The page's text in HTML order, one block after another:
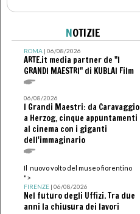
NOTIZIE
ROMA| 06/08/2026
ARTE.it media partner de "I
GRANDI MAESTRI" di KUBLAI Film
06/08/2026
I Grandi Maestri: da Caravaggio
a Herzog, cinque appuntamenti
al cinema con i giganti
dell'immaginario
Il nuovo volto del museo fiorentino
">
FIRENZE| 06/08/2026
Nel futuro degli Uffizi. Tra due
anni la chiusura dei lavori